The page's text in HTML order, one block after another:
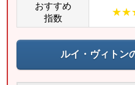
おすすめ
指数
ルイ・ヴィトン